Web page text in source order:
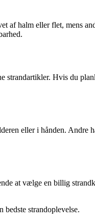
halm eller flet, mens
Hvis du
eller i hånden.
at vælge en billig
strandoplevelse.